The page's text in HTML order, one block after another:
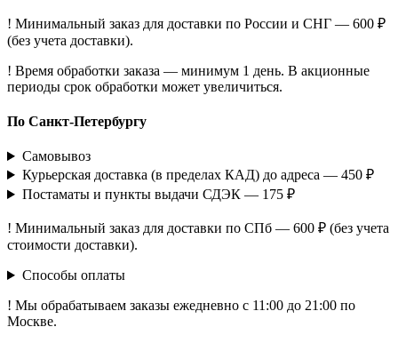
! Минимальный заказ для доставки по России и СНГ — 600 ₽
(без учета доставки).
! Время обработки заказа — минимум 1 день. В акционные
периоды срок обработки может увеличиться.
По Санкт-Петербургу
Самовывоз
Курьерская доставка (в пределах КАД) до адреса — 450 ₽
Постаматы и пункты выдачи СДЭК — 175 ₽
! Минимальный заказ для доставки по СПб — 600 ₽ (без учета
стоимости доставки).
Способы оплаты
! Мы обрабатываем заказы ежедневно с 11:00 до 21:00 по
Москве.